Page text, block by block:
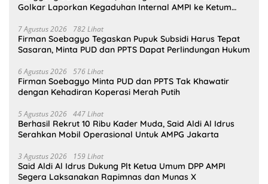
Golkar Laporkan Kegaduhan Internal AMPI ke Ketum
7 Agustus 2026 782 Lihat
Firman Soebagyo Tegaskan Pupuk Subsidi Harus Tepat
Sasaran, Minta PUD dan PPTS Dapat Perlindungan Hukum
6 Agustus 2026 576 Lihat
Firman Soebagyo Minta PUD dan PPTS Tak Khawatir
dengan Kehadiran Koperasi Merah Putih
5 Agustus 2026 447 Lihat
Berhasil Rekrut 10 Ribu Kader Muda, Said Aldi Al Idrus
Serahkan Mobil Operasional Untuk AMPG Jakarta
3 Agustus 2026 159 Lihat
Said Aldi Al Idrus Dukung Plt Ketua Umum DPP AMPI
Segera Laksanakan Rapimnas dan Munas X